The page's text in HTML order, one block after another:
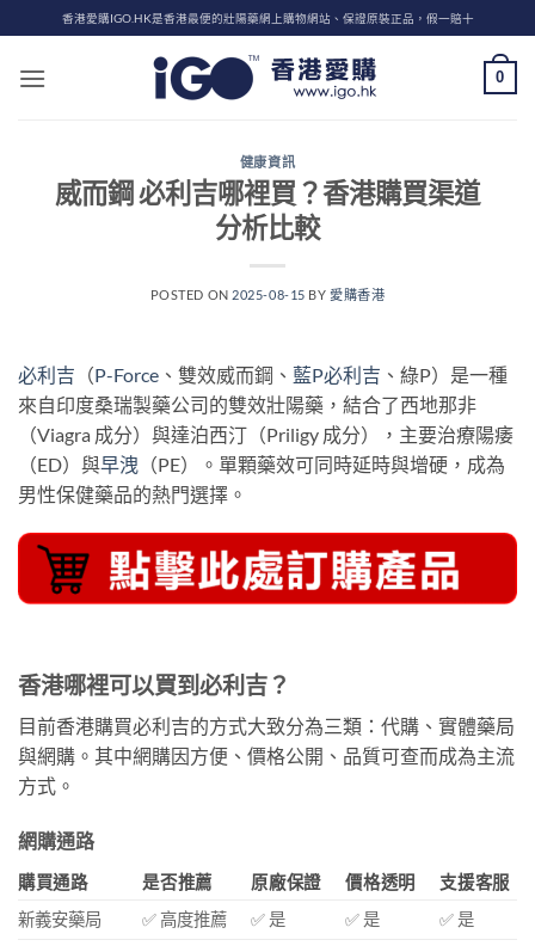
to
content
香港愛購IGO.HK是香港最便的壯陽藥網上購物網站、保證原裝正品，假一賠十
0
健康資訊
威而鋼 必利吉哪裡買？香港購買渠道
分析比較
POSTED ON 2025-08-15 BY愛購香港
必利吉 （P-Force 、雙效威而鋼、 藍P必利吉 、綠P）是一種
來自印度桑瑞製藥公司的雙效壯陽藥，結合了西地那非
（Viagra 成分）與達泊西汀（Priligy 成分），主要治療陽痿
（ED）與早洩 （PE）。單顆藥效可同時延時與增硬，成為
男性保健藥品的熱門選擇。
香港哪裡可以買到必利吉？
目前香港購買必利吉的方式大致分為三類：代購、實體藥局
與網購。其中網購因方便、價格公開、品質可查而成為主流
方式。
網購通路
購買通路 是否推薦 原廠保證 價格透明
支援客服
新義安藥局
✅ 高度推薦 ✅ 是 ✅ 是
✅ 是